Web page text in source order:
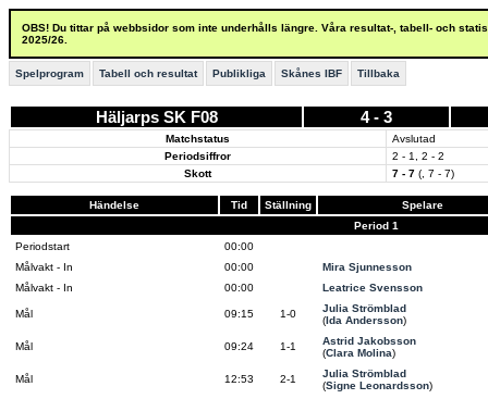
OBS! Du tittar på webbsidor som inte underhålls längre. Våra resultat-, tabell- och
2025/26.
Spelprogram Tabell och resultat Publikliga Skånes IBF Tillbaka
Häljarps SK F08 4 - 3
Matchstatus
Avslutad
Periodsiffror
2 - 1, 2 - 2
Skott
7 - 7 (, 7 - 7)
Händelse Tid Ställning
Spelare
Period 1
Periodstart
00:00
Målvakt - In
00:00
Mira Sjunnesson
Målvakt - In
00:00 Leatrice Svensson
Mål 09:15 1-0
Julia Strömblad
(Ida Andersson)
Mål 09:24 1-1
Astrid Jakobsson
(Clara Molina)
Mål 12:53 2-1
Julia Strömblad
(Signe Leonardsson)